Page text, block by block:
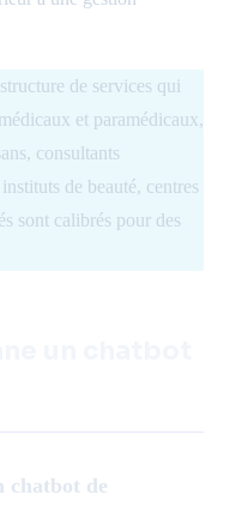
de services qui
et paramédicaux,
consultants
de beauté, centres
sont calibrés pour des
chatbot de